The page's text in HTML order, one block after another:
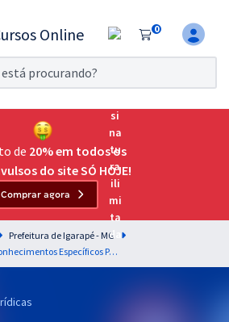
0
11
grátis por 7 dias!
Passar
para o Exame da
para as principais
de 20% em todos os
do site SÓ HOJE!
Comprar agora
Prefeitura de Igarapé - MG
Prefeitura de Igarapé - MG - Conhecimentos Específicos Para o Cargo Psicólogo com a Equipe Gran